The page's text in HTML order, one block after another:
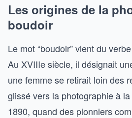
Les origines de la
boudoir
Le mot “boudoir” vient du
Au XVIIIe siècle, il désignait
une femme se retirait loin des
glissé vers la photographie à
1890, quand des pionniers